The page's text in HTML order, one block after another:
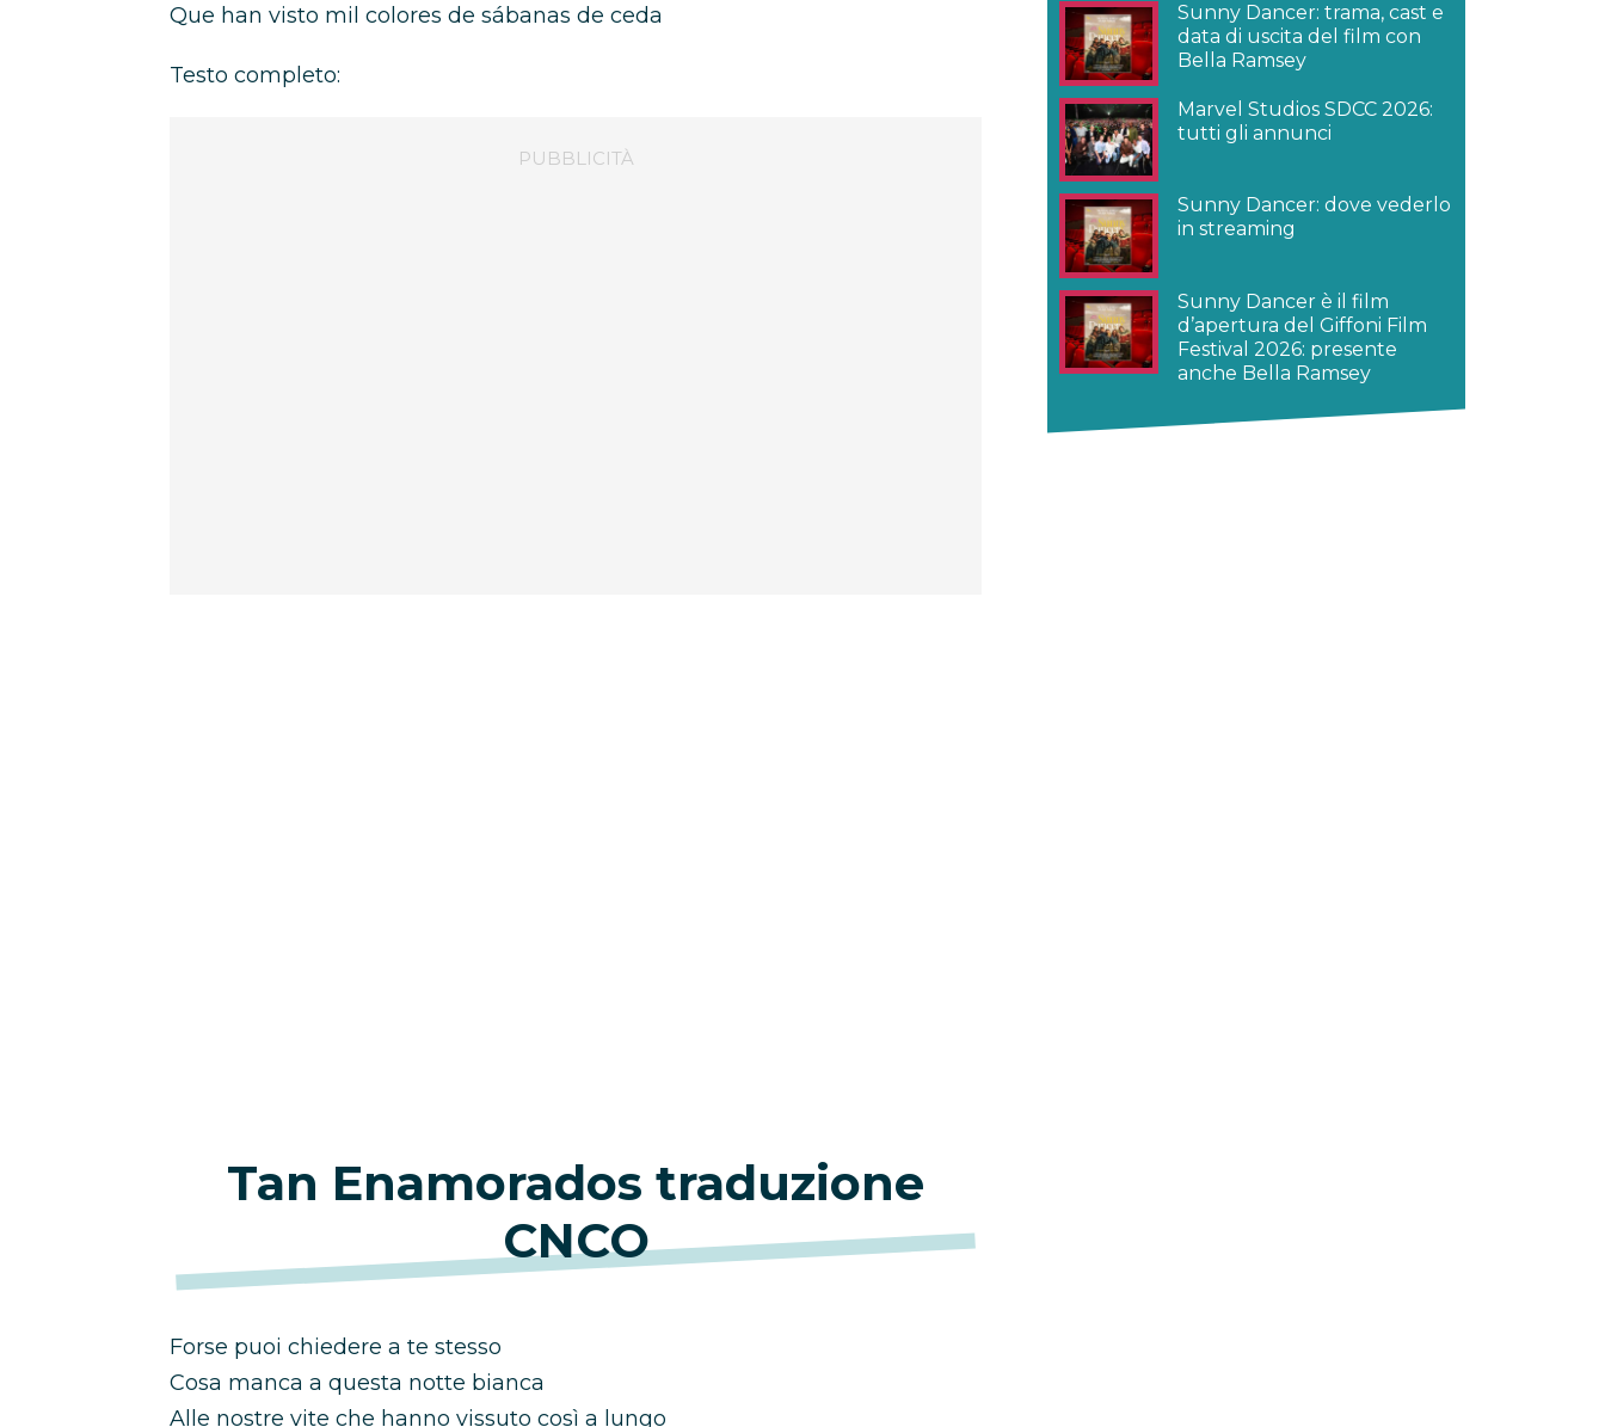
Que han visto mil colores de sábanas de ceda
Testo completo:
Tan Enamorados traduzione
CNCO
Forse puoi chiedere a te stesso
Cosa manca a questa notte bianca
Alle nostre vite che hanno vissuto così a lungo
Sunny Dancer: trama, cast e
data di uscita del film con
Bella Ramsey
Marvel Studios SDCC 2026:
tutti gli annunci
Sunny Dancer: dove vederlo
in streaming
Sunny Dancer è il film
d’apertura del Giffoni Film
Festival 2026: presente
anche Bella Ramsey